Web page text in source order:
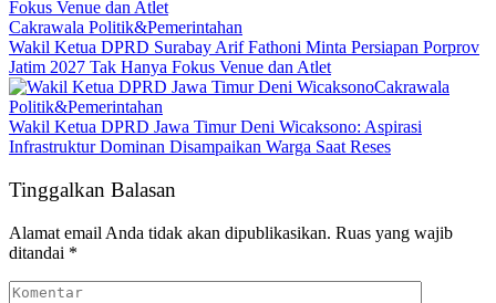
Cakrawala Politik&Pemerintahan
Wakil Ketua DPRD Surabay Arif Fathoni Minta Persiapan Porprov
Jatim 2027 Tak Hanya Fokus Venue dan Atlet
Cakrawala
Politik&Pemerintahan
Wakil Ketua DPRD Jawa Timur Deni Wicaksono: Aspirasi
Infrastruktur Dominan Disampaikan Warga Saat Reses
Tinggalkan Balasan
Alamat email Anda tidak akan dipublikasikan. Ruas yang wajib
ditandai *